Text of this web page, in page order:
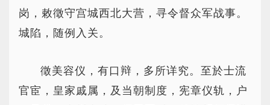
岗，敕徵守宫城西北大营，寻令督众军战事。
城陷，随例入关。
徵美容仪，有口辩，多所详究。至於士流
官宦，皇家戚属，及当朝制度，宪章仪轨，户